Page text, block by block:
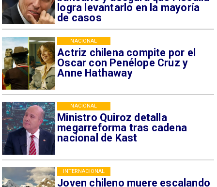
logra levantarlo en la mayoría
de casos
Actriz chilena compite por el
Oscar con Penélope Cruz y
Anne Hathaway
NACIONAL
Ministro Quiroz detalla
megarreforma tras cadena
nacional de Kast
NACIONAL
Joven chileno muere escalando
INTERNACIONAL